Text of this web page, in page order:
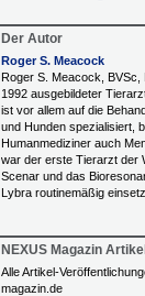
Der Autor
Roger S. Meacock
Roger S. Meacock, BVSc,
1992 ausgebildeter
ist vor allem auf die
und Hunden spezialisiert,
Humanmediziner auch
war der erste Tierarzt der
Scenar und das
Lybra routinemäßig
NEXUS Magazin
Alle Artikel-
magazin.de